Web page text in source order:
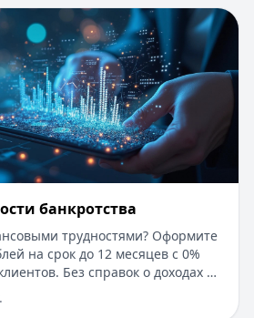
вероятности банкротства
банкротства
трудностями? Оформите
на срок до 12 месяцев с 0%
Без справок о доходах и
за 5 минут. Получите деньги
через проверенные сервисы.